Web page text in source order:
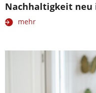
Nachhaltigkeit neu
mehr